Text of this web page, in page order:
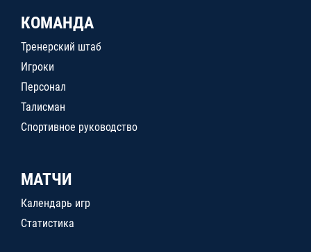
КОМАНДА
Тренерский штаб
Игроки
Персонал
Талисман
Спортивное руководство
МАТЧИ
Календарь игр
Статистика